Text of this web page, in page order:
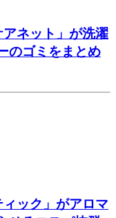
アネット」が洗濯
のゴミをまとめ
ィック」がアロマ